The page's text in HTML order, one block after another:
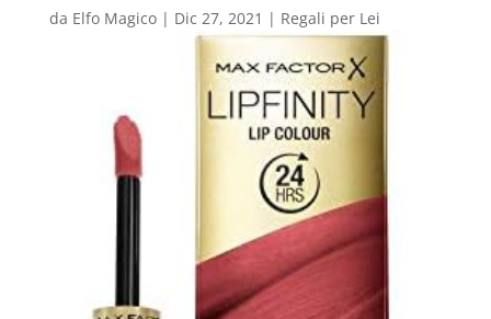
da Elfo Magico| Dic 27, 2021 | Regali per Lei